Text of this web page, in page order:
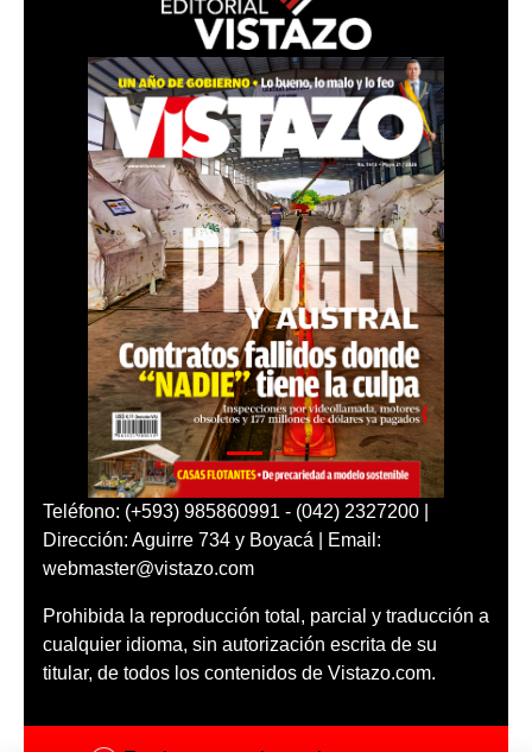
Teléfono: (+593) 985860991 - (042) 2327200 |
Dirección: Aguirre 734 y Boyacá | Email:
webmaster@vistazo.com
Prohibida la reproducción total, parcial y traducción a
cualquier idioma, sin autorización escrita de su
titular, de todos los contenidos de Vistazo.com.